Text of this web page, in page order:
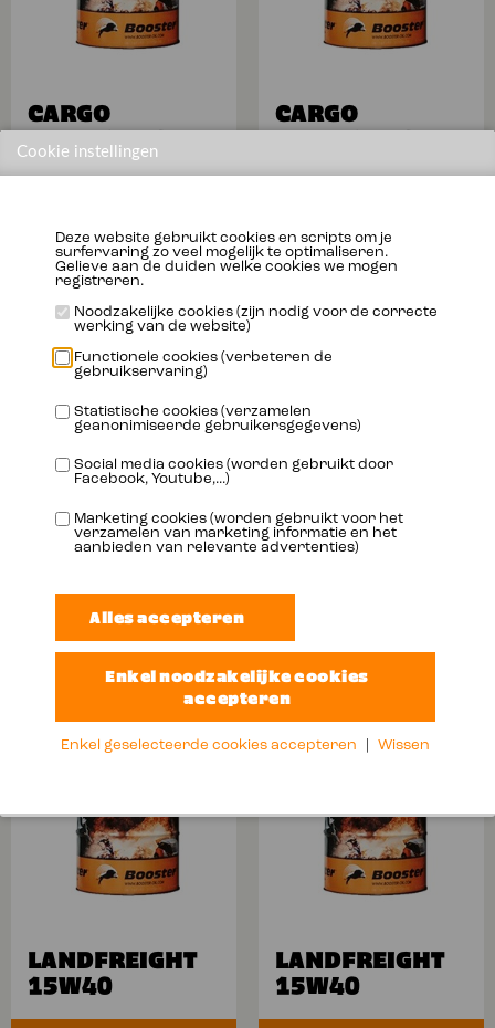
CARGO
NEWROADS
10W40
CARGO
NEWROADS
LANDFREIGHT
Meer info
LANDFREIGHT
LANDFREIGHT
15W40
LANDFREIGHT
15W40
Cookie instellingen
Deze website gebruikt cookies en scripts om je
surfervaring zo veel mogelijk te optimaliseren.
Gelieve aan de duiden welke cookies we mogen
registreren.
Noodzakelijke cookies (zijn nodig voor de correcte
werking van de website)
Functionele cookies (verbeteren de
gebruikservaring)
Statistische cookies (verzamelen
geanonimiseerde gebruikersgegevens)
Social media cookies (worden gebruikt door
Facebook, Youtube,...)
Marketing cookies (worden gebruikt voor het
verzamelen van marketing informatie en het
aanbieden van relevante advertenties)
Enkel geselecteerde cookies accepteren Wissen